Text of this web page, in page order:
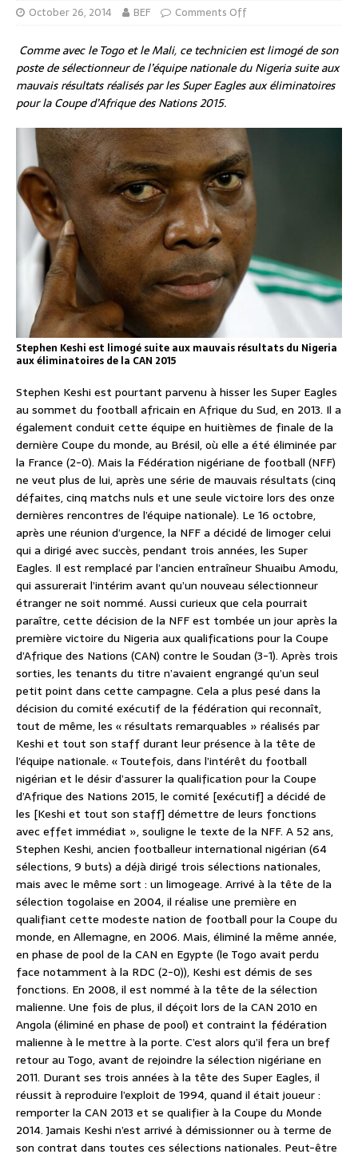
October 26, 2014 BEF Comments Off
Comme avec le Togo et le Mali, ce technicien est limogé de son
poste de sélectionneur de l’équipe nationale du Nigeria suite aux
mauvais résultats réalisés par les Super Eagles aux éliminatoires
pour la Coupe d’Afrique des Nations 2015.
Stephen Keshi est limogé suite aux mauvais résultats du Nigeria
aux éliminatoires de la CAN 2015
Stephen Keshi est pourtant parvenu à hisser les Super Eagles
au sommet du football africain en Afrique du Sud, en 2013. Il a
également conduit cette équipe en huitièmes de finale de la
dernière Coupe du monde, au Brésil, où elle a été éliminée par
la France (2-0). Mais la Fédération nigériane de football (NFF)
ne veut plus de lui, après une série de mauvais résultats (cinq
défaites, cinq matchs nuls et une seule victoire lors des onze
dernières rencontres de l’équipe nationale). Le 16 octobre,
après une réunion d’urgence, la NFF a décidé de limoger celui
qui a dirigé avec succès, pendant trois années, les Super
Eagles. Il est remplacé par l’ancien entraîneur Shuaibu Amodu,
qui assurerait l’intérim avant qu’un nouveau sélectionneur
étranger ne soit nommé. Aussi curieux que cela pourrait
paraître, cette décision de la NFF est tombée un jour après la
première victoire du Nigeria aux qualifications pour la Coupe
d’Afrique des Nations (CAN) contre le Soudan (3-1). Après trois
sorties, les tenants du titre n’avaient engrangé qu’un seul
petit point dans cette campagne. Cela a plus pesé dans la
décision du comité exécutif de la fédération qui reconnaît,
tout de même, les « résultats remarquables » réalisés par
Keshi et tout son staff durant leur présence à la tête de
l’équipe nationale. « Toutefois, dans l’intérêt du football
nigérian et le désir d’assurer la qualification pour la Coupe
d’Afrique des Nations 2015, le comité [exécutif] a décidé de
les [Keshi et tout son staff] démettre de leurs fonctions
avec effet immédiat », souligne le texte de la NFF. A 52 ans,
Stephen Keshi, ancien footballeur international nigérian (64
sélections, 9 buts) a déjà dirigé trois sélections nationales,
mais avec le même sort : un limogeage. Arrivé à la tête de la
sélection togolaise en 2004, il réalise une première en
qualifiant cette modeste nation de football pour la Coupe du
monde, en Allemagne, en 2006. Mais, éliminé la même année,
en phase de pool de la CAN en Egypte (le Togo avait perdu
face notamment à la RDC (2-0)), Keshi est démis de ses
fonctions. En 2008, il est nommé à la tête de la sélection
malienne. Une fois de plus, il déçoit lors de la CAN 2010 en
Angola (éliminé en phase de pool) et contraint la fédération
malienne à le mettre à la porte. C’est alors qu’il fera un bref
retour au Togo, avant de rejoindre la sélection nigériane en
2011. Durant ses trois années à la tête des Super Eagles, il
réussit à reproduire l’exploit de 1994, quand il était joueur :
remporter la CAN 2013 et se qualifier à la Coupe du Monde
2014. Jamais Keshi n’est arrivé à démissionner ou à terme de
son contrat dans toutes ces sélections nationales. Peut-être